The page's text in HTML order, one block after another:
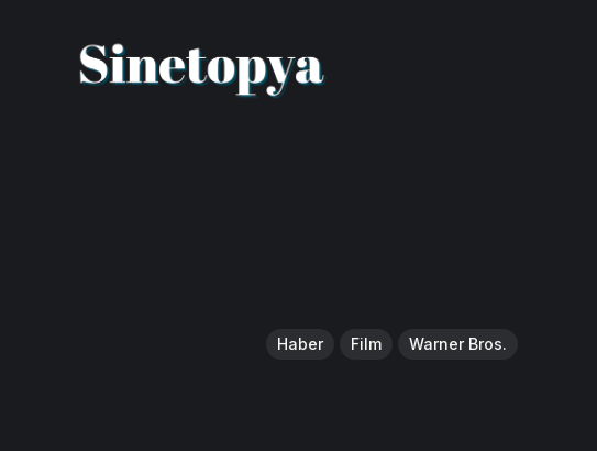
Haber Film Warner Bros.